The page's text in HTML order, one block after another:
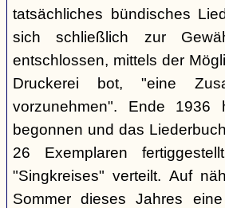
tatsächliches bündisches
sich schließlich zur
entschlossen, mittels der
Druckerei bot, "eine
vorzunehmen". Ende
begonnen und das
26 Exemplaren
"Singkreises" verteilt. Auf
Sommer dieses Jahres